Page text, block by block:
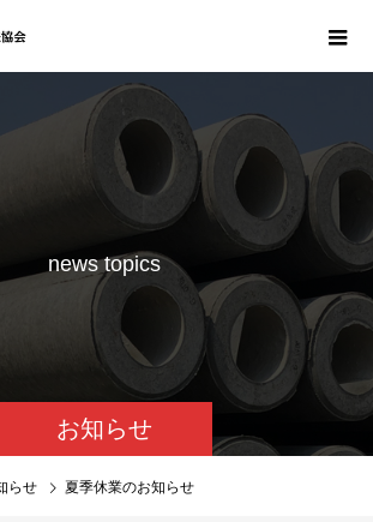
お知らせ
news topics
らせ 夏季休業のお知らせ